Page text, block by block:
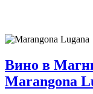
Вино в
Marangona